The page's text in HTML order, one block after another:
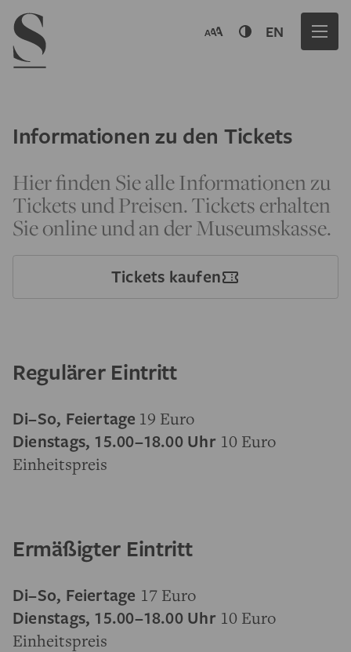
Navigation menu
EN
Informationen zu den Tickets
Hier finden Sie alle Informationen zu
Tickets und Preisen. Tickets erhalten
Sie online und an der Museumskasse.
Tickets kaufen
Regulärer Eintritt
Di–So, Feiertage 19 Euro
Dienstags, 15.00–18.00 Uhr 10 Euro
Einheitspreis
Ermäßigter Eintritt
Di–So, Feiertage 17 Euro
Dienstags, 15.00–18.00 Uhr 10 Euro
Einheitspreis